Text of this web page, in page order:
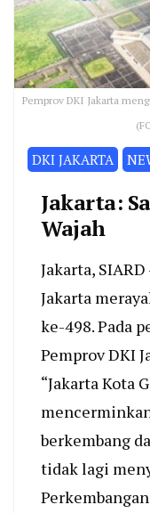
Pemprov DKI Jakarta
DKI JAKARTA
Jakarta:
Wajah
Jakarta,
Jakarta
ke-498. Pada
Pemprov DKI
“Jakarta Kota
berkembang
tidak lagi